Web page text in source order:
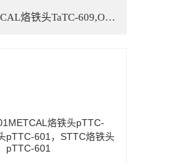
TaTC-609METCAL烙铁头TaTC-609,OKI烙铁头TaTC-609，STTC烙铁头TaTC-609